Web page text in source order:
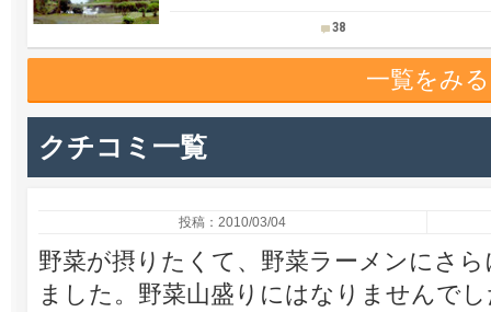
38
一覧をみる
クチコミ一覧
投稿：2010/03/04
野菜が摂りたくて、野菜ラーメンにさ
ました。野菜山盛りにはなりませんで